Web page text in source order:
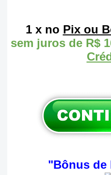
1 x no Pixou
sem juros de R$
"Bônus de